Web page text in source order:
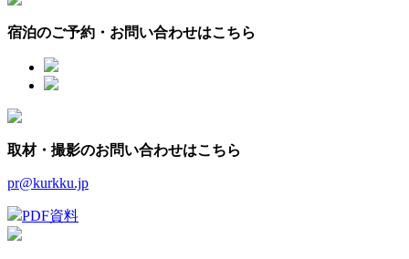
宿泊のご予約・お問い合わせはこちら
取材・撮影のお問い合わせはこちら
pr@kurkku.jp
PDF資料